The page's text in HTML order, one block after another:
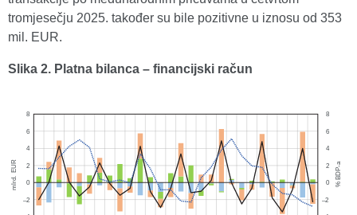
tromjesečju 2025. također su bile pozitivne u iznosu od 353
mil. EUR.
Slika 2. Platna bilanca – financijski račun